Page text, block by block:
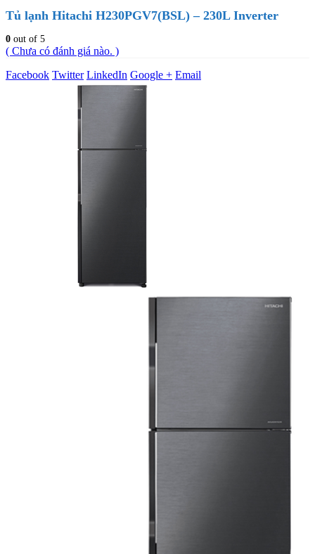
Tủ lạnh Hitachi H230PGV7(BSL) – 230L Inverter
0 out of 5
( Chưa có đánh giá nào. )
Facebook Twitter LinkedIn Google + Email